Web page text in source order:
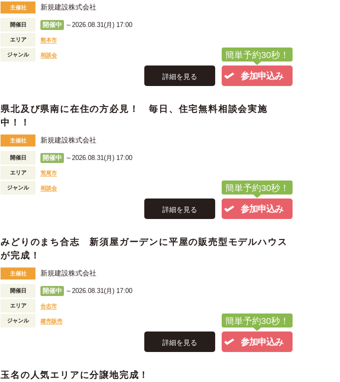
主催社 新規建設株式会社
開催日 開催中 ～2026.08.31(月) 17:00
エリア 熊本市
ジャンル 相談会
詳細を見る 参加申込み
簡単予約30秒！
県北及び県南に在住の方必見！ 毎日、住宅無料相談会実施
中！！
主催社 新規建設株式会社
開催日 開催中 ～2026.08.31(月) 17:00
エリア 荒尾市
ジャンル 相談会
詳細を見る 参加申込み
簡単予約30秒！
みどりのまち合志 新須屋ガーデンに平屋の販売型モデルハウス
が完成！
主催社 新規建設株式会社
開催日 開催中 ～2026.08.31(月) 17:00
エリア 合志市
ジャンル 建売販売
詳細を見る 参加申込み
簡単予約30秒！
玉名の人気エリアに分譲地完成！